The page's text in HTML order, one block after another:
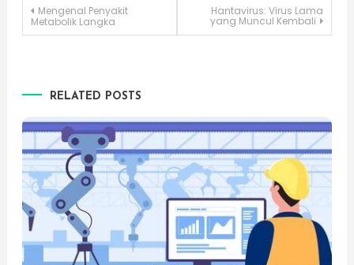
Post
Mengenal Penyakit
Metabolik Langka
Hantavirus: Virus Lama
yang Muncul Kembali
RELATED POSTS